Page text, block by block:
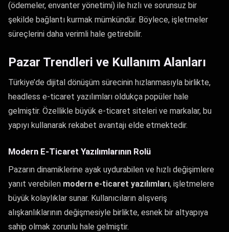
(ödemeler, envanter yönetimi) ile hızlı ve sorunsuz bir
şekilde bağlantı kurmak mümkündür. Böylece, işletmeler
süreçlerini daha verimli hale getirebilir.
Pazar Trendleri ve Kullanım Alanları
Türkiye’de dijital dönüşüm sürecinin hızlanmasıyla birlikte,
headless e-ticaret yazılımları oldukça popüler hale
gelmiştir. Özellikle büyük e-ticaret siteleri ve markalar, bu
yapıyı kullanarak rekabet avantajı elde etmektedir.
Modern E-Ticaret Yazılımlarının Rolü
Pazarın dinamiklerine ayak uydurabilen ve hızlı değişimlere
yanıt verebilen modern e-ticaret yazılımları, işletmelere
büyük kolaylıklar sunar. Kullanıcıların alışveriş
alışkanlıklarının değişmesiyle birlikte, esnek bir altyapıya
sahip olmak zorunlu hale gelmiştir.